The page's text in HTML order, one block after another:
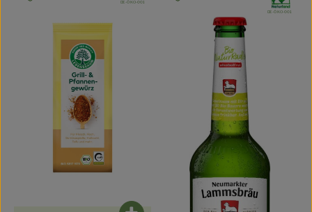
, Kontrollstelle:
DE-ÖKO-001
, Kontrollstelle:
DE-ÖKO-001